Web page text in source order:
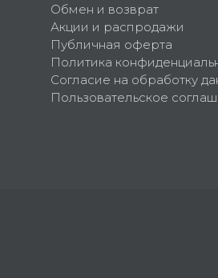
Обмен и возврат
Акции и распродажи
Публичная оферта
Политика
Согласие на обработку
Пользовательское